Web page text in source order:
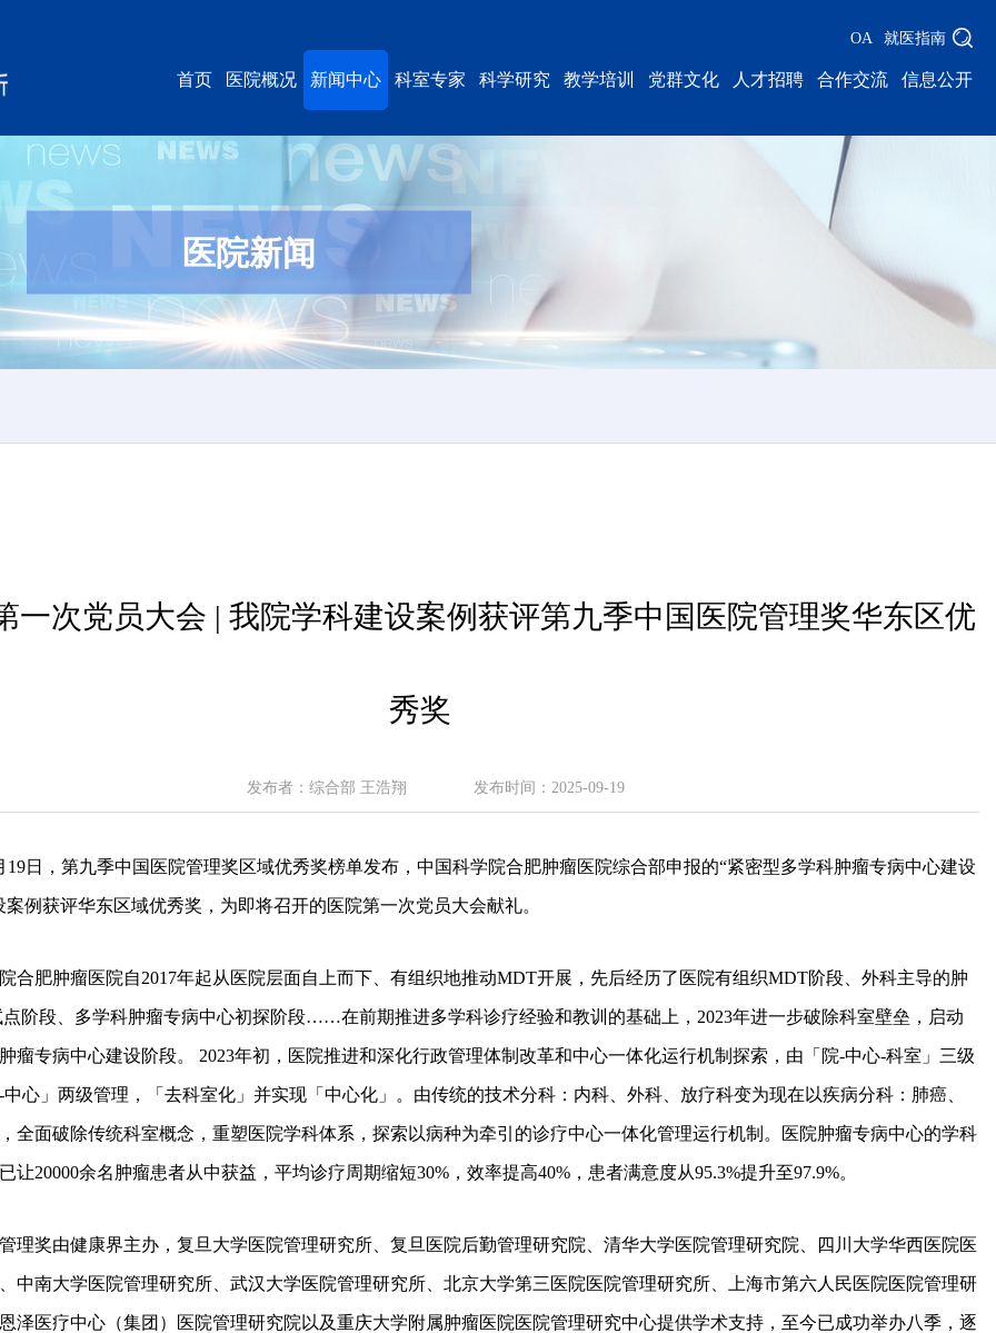
OA 就医指南
首页 医院概况 新闻中心 科室专家 科学研究 教学培训 党群文化 人才招聘 合作交流 信息公开
医院新闻
一次党员大会 | 我院学科建设案例获评第九季中国医院管理奖华东区优
秀奖
发布者：综合部 王浩翔 发布时间：2025-09-19
19日，第九季中国医院管理奖区域优秀奖榜单发布，中国科学院合肥肿瘤医院综合部申报的“紧密型多学科肿瘤专病中心建设
案例获评华东区域优秀奖，为即将召开的医院第一次党员大会献礼。
合肥肿瘤医院自2017年起从医院层面自上而下、有组织地推动MDT开展，先后经历了医院有组织MDT阶段、外科主导的肿
阶段、多学科肿瘤专病中心初探阶段……在前期推进多学科诊疗经验和教训的基础上，2023年进一步破除科室壁垒，启动
瘤专病中心建设阶段。 2023年初，医院推进和深化行政管理体制改革和中心一体化运行机制探索，由「院-中心-科室」三级
心」两级管理，「去科室化」并实现「中心化」。由传统的技术分科：内科、外科、放疗科变为现在以疾病分科：肺癌、
全面破除传统科室概念，重塑医院学科体系，探索以病种为牵引的诊疗中心一体化管理运行机制。医院肿瘤专病中心的学科
让20000余名肿瘤患者从中获益，平均诊疗周期缩短30%，效率提高40%，患者满意度从95.3%提升至97.9%。
理奖由健康界主办，复旦大学医院管理研究所、复旦医院后勤管理研究院、清华大学医院管理研究院、四川大学华西医院医
中南大学医院管理研究所、武汉大学医院管理研究所、北京大学第三医院医院管理研究所、上海市第六人民医院医院管理研
泽医疗中心（集团）医院管理研究院以及重庆大学附属肿瘤医院医院管理研究中心提供学术支持，至今已成功举办八季，逐